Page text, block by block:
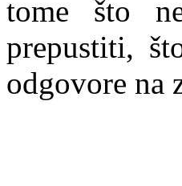
tome što
prepustiti,
odgovore na